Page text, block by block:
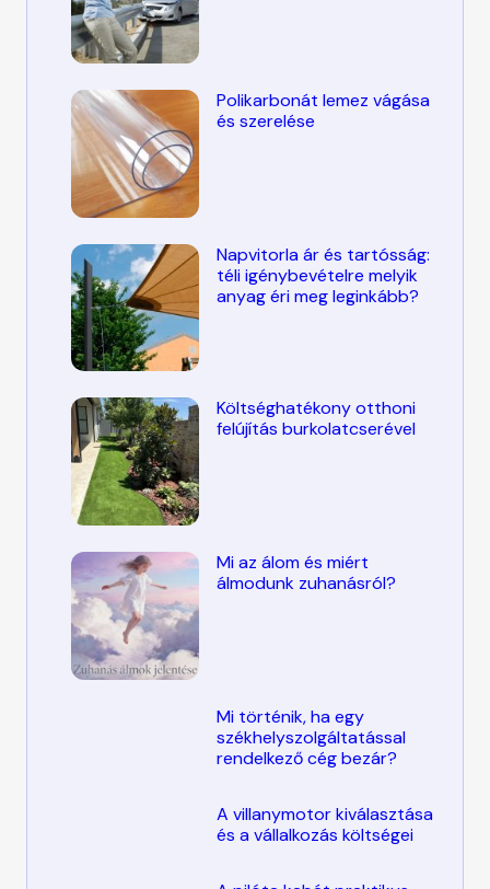
Polikarbonát lemez vágása
és szerelése
Napvitorla ár és tartósság:
téli igénybevételre melyik
anyag éri meg leginkább?
Költséghatékony otthoni
felújítás burkolatcserével
Mi az álom és miért
álmodunk zuhanásról?
Mi történik, ha egy
székhelyszolgáltatással
rendelkező cég bezár?
A villanymotor kiválasztása
és a vállalkozás költségei